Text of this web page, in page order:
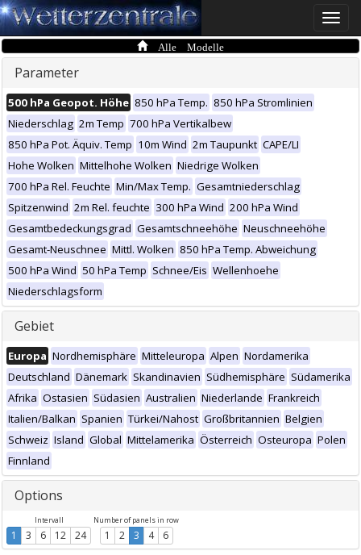
Toggle
Alle Modelle
Parameter
500 hPa Geopot. Höhe 850 hPa Temp. 850 hPa Stromlinien
Niederschlag 2m Temp 700 hPa Vertikalbew
850 hPa Pot. Äquiv. Temp 10m Wind 2m Taupunkt CAPE/LI
Hohe Wolken Mittelhohe Wolken Niedrige Wolken
700 hPa Rel. Feuchte Min/Max Temp. Gesamtniederschlag
Spitzenwind 2m Rel. feuchte 300 hPa Wind 200 hPa Wind
Gesamtbedeckungsgrad Gesamtschneehöhe Neuschneehöhe
Gesamt-Neuschnee Mittl. Wolken 850 hPa Temp. Abweichung
500 hPa Wind 50 hPa Temp Schnee/Eis Wellenhoehe
Niederschlagsform
Gebiet
Europa Nordhemisphäre Mitteleuropa Alpen Nordamerika
Deutschland Dänemark Skandinavien Südhemisphäre Südamerika
Afrika Ostasien Südasien Australien Niederlande Frankreich
Italien/Balkan Spanien Türkei/Nahost Großbritannien Belgien
Schweiz Island Global Mittelamerika Österreich Osteuropa Polen
Finnland
Options
Intervall
1 3 6 12 24
Number of panels in row
1 2 3 4 6